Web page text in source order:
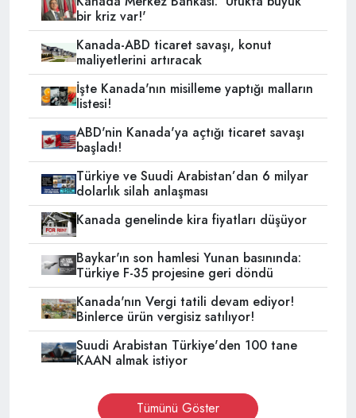
bir kriz var!'
Kanada-ABD ticaret savaşı, konut
maliyetlerini artıracak
İşte Kanada'nın misilleme yaptığı malların
listesi!
ABD'nin Kanada'ya açtığı ticaret savaşı
başladı!
Türkiye ve Suudi Arabistan’dan 6 milyar
dolarlık silah anlaşması
Kanada genelinde kira fiyatları düşüyor
Baykar'ın son hamlesi Yunan basınında:
Türkiye F-35 projesine geri döndü
Kanada'nın Vergi tatili devam ediyor!
Binlerce ürün vergisiz satılıyor!
Suudi Arabistan Türkiye'den 100 tane
KAAN almak istiyor
Tümünü Göster